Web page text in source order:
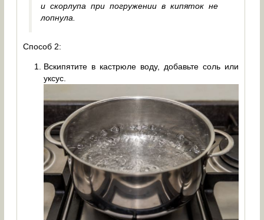
и скорлупа при погружении в кипяток не
лопнула.
Способ 2:
Вскипятите в кастрюле воду, добавьте соль или
уксус.